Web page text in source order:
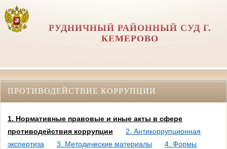
РУДНИЧНЫЙ РАЙОННЫЙ СУД Г.
КЕМЕРОВО
ПРОТИВОДЕЙСТВИЕ КОРРУПЦИИ
1. Нормативные правовые и иные акты в сфере
противодействия коррупции
2. Антикоррупционная
экспертиза
3. Методические материалы
4. Формы